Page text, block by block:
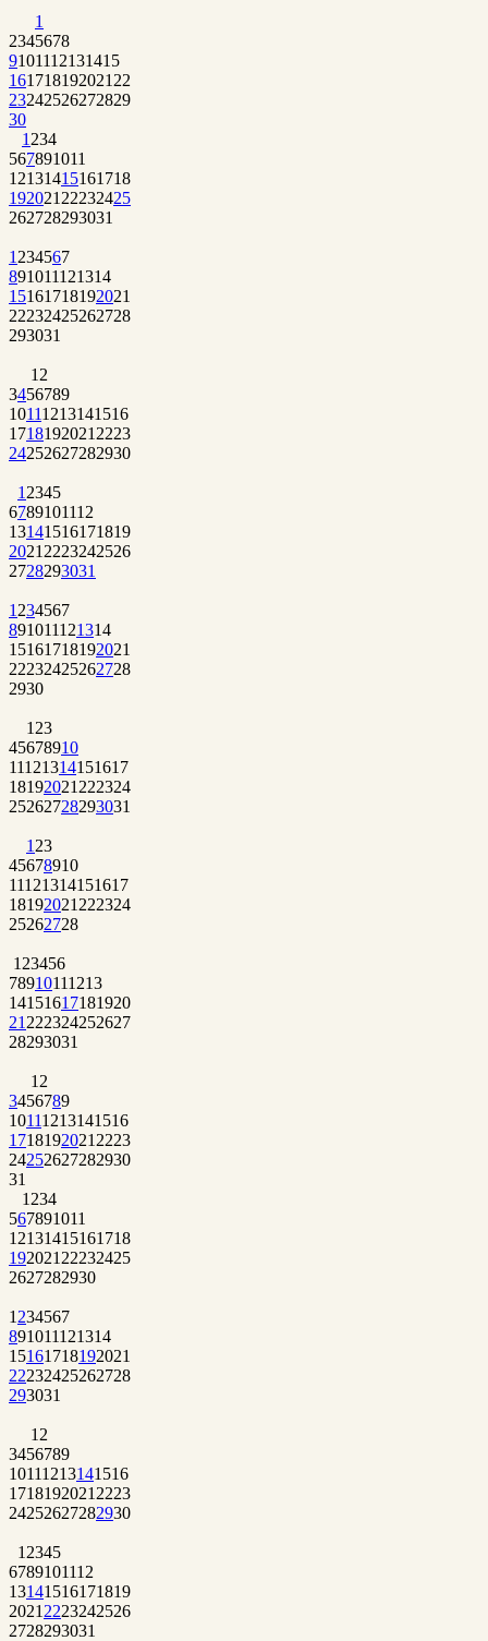
1
2345678
9101112131415
161718192021 22
23242526272829
30
1 234
567891011
12131415161718
192021 22232425
262728293031
1 234567
891011121314
15161718192021
22232425262728
293031
1 2
3456789
10111213141516
1718192021 2223
24252627282930
1 2345
6789101112
13141516171819
2021 2223242526
2728293031
1 234567
891011121314
15161718192021
22232425262728
2930
1 23
45678910
11121314151617
18192021 222324
25262728293031
1 23
45678910
11121314151617
18192021 222324
25262728
1 23456
78910111213
14151617181920
21 222324252627
28293031
1 2
3456789
10111213141516
1718192021 2223
24252627282930
31
1 234
567891011
12131415161718
192021 22232425
2627282930
1 234567
891011121314
15161718192021
22232425262728
293031
1 2
3456789
10111213141516
1718192021 2223
24252627282930
1 2345
6789101112
13141516171819
2021 2223242526
2728293031